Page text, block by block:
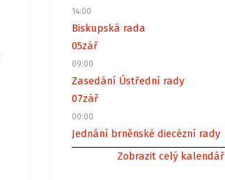
14:00
Biskupská rada
05zář
09:00
Zasedání Ústřední rady
07zář
00:00
Jednání brněnské diecézní rady
Zobrazit celý kalendář